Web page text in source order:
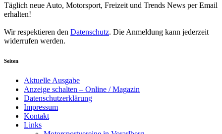
Täglich neue Auto, Motorsport, Freizeit und Trends News per Email
erhalten!
Wir respektieren den Datenschutz. Die Anmeldung kann jederzeit
widerrufen werden.
Seiten
Aktuelle Ausgabe
Anzeige schalten – Online / Magazin
Datenschutzerklärung
Impressum
Kontakt
Links